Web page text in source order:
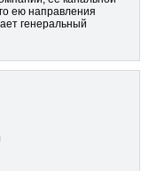
ею направления
генеральный